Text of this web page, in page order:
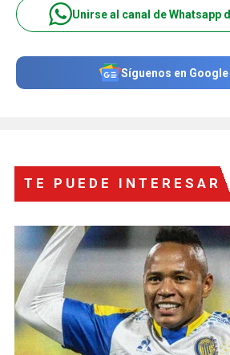
Unirse al canal de Whatsapp
Síguenos en Google
TE PUEDE INTERESAR